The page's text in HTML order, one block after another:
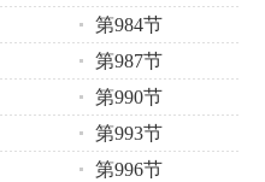
第984节
第987节
第990节
第993节
第996节